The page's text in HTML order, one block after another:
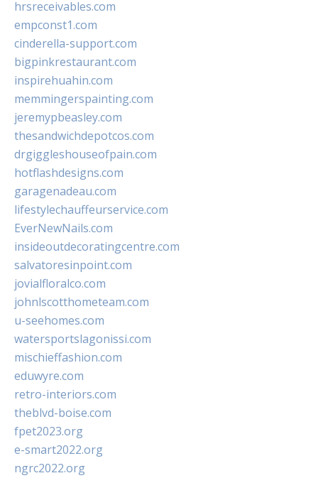
hrsreceivables.com
empconst1.com
cinderella-support.com
bigpinkrestaurant.com
inspirehuahin.com
memmingerspainting.com
jeremypbeasley.com
thesandwichdepotcos.com
drgiggleshouseofpain.com
hotflashdesigns.com
garagenadeau.com
lifestylechauffeurservice.com
EverNewNails.com
insideoutdecoratingcentre.com
salvatoresinpoint.com
jovialfloralco.com
johnlscotthometeam.com
u-seehomes.com
watersportslagonissi.com
mischieffashion.com
eduwyre.com
retro-interiors.com
theblvd-boise.com
fpet2023.org
e-smart2022.org
ngrc2022.org